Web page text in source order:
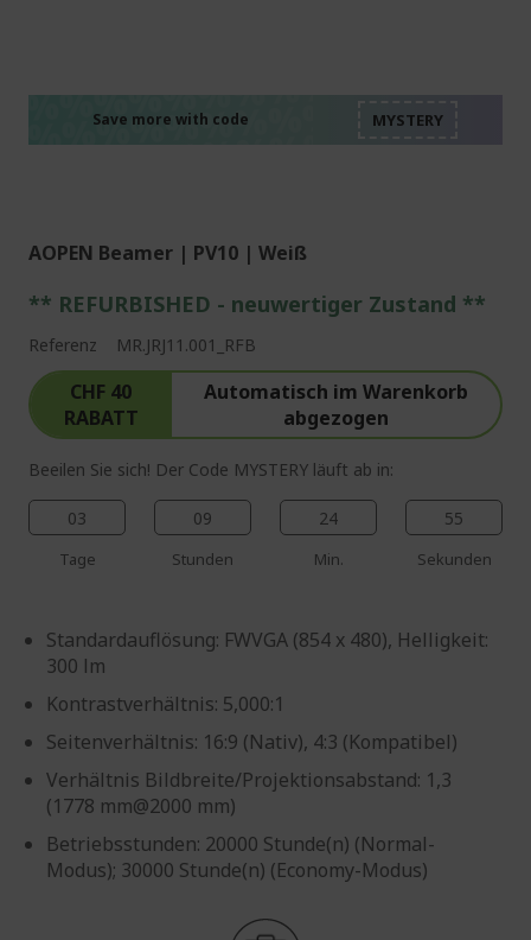
Save more with code
AOPEN Beamer | PV10 | Weiß
** REFURBISHED - neuwertiger Zustand **
Referenz MR.JRJ11.001_RFB
CHF 40
RABATT
Automatisch im Warenkorb
abgezogen
Beeilen Sie sich! Der Code MYSTERY läuft ab in:
03
Tage
09
Stunden
24
Min.
54
Sekunden
Standardauflösung: FWVGA (854 x 480), Helligkeit:
300 lm
Kontrastverhältnis: 5,000:1
Seitenverhältnis: 16:9 (Nativ), 4:3 (Kompatibel)
Verhältnis Bildbreite/Projektionsabstand: 1,3
(1778 mm@2000 mm)
Betriebsstunden: 20000 Stunde(n) (Normal-
Modus); 30000 Stunde(n) (Economy-Modus)